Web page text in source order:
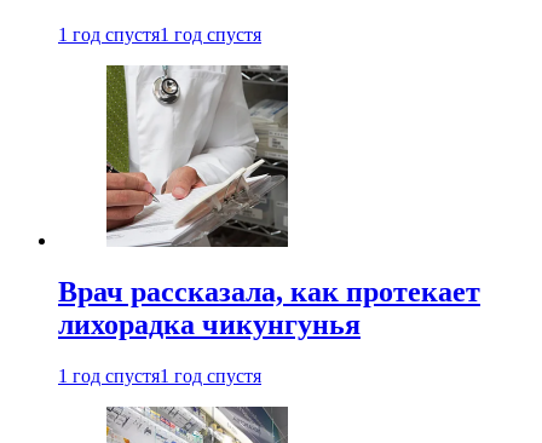
1 год спустя1 год спустя
Врач рассказала, как протекает
лихорадка чикунгунья
1 год спустя1 год спустя